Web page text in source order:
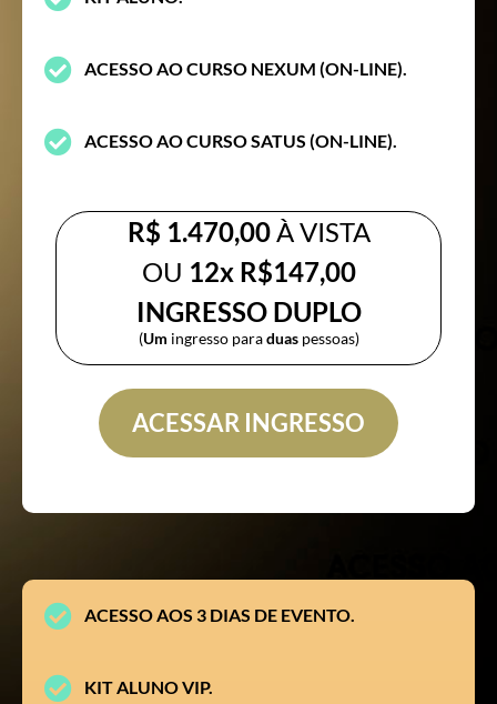
ACESSO AO CURSO NEXUM (ON-LINE).
ACESSO AO CURSO SATUS (ON-LINE).
R$ 1.470,00À VISTA
OU 12x R$147,00
INGRESSO DUPLO
(Um ingresso paraduaspessoas)
ACESSAR INGRESSO
ACESSO AOS 3 DIAS DE EVENTO.
KIT ALUNO VIP.